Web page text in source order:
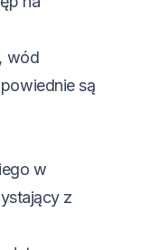
wód
są
w
z